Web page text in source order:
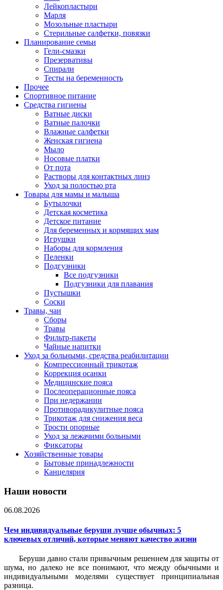
Лейкопластыри
Марля
Мозольные пластыри
Стерильные салфетки, повязки
Планирование семьи
Гели-смазки
Презервативы
Спирали
Тесты на беременность
Прочее
Спортивное питание
Средства гигиены
Ватные диски
Ватные палочки
Влажные салфетки
Женская гигиена
Мыло
Носовые платки
От пота
Растворы для контактных линз
Уход за полостью рта
Товары для мамы и малыша
Бутылочки
Детская косметика
Детское питание
Для беременных и кормящих мам
Игрушки
Наборы для кормления
Пеленки
Подгузники
Все подгузники
Подгузники для плавания
Пустышки
Соски
Травы, чаи
Сборы
Травы
Фильтр-пакеты
Чайные напитки
Уход за больными, средства реабилитации
Компрессионный трикотаж
Коррекция осанки
Медицинские пояса
Послеоперационные пояса
При недержании
Противорадикулитные пояса
Трикотаж для снижения веса
Трости опорные
Уход за лежачими больными
Фиксаторы
Хозяйственные товары
Бытовые принадлежности
Канцелярия
Наши новости
06.08.2026
Чем индивидуальные беруши лучше обычных: 5
ключевых отличий, которые меняют качество жизни
Беруши давно стали привычным решением для защиты от
шума, но далеко не все понимают, что между обычными и
индивидуальными моделями существует принципиальная
разница.